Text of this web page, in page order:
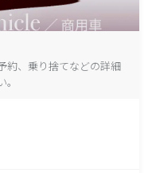
約、乗り捨てなどの詳細